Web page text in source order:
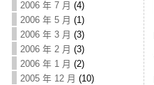
2006 年 7 月 (4)
2006 年 5 月 (1)
2006 年 3 月 (3)
2006 年 2 月 (3)
2006 年 1 月 (2)
2005 年 12 月 (10)